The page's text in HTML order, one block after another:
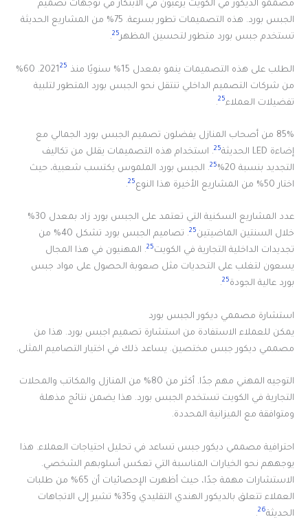
مصممو الديكور في الكويت يرغبون في الابتكار في توجهات تصميم
الجبس بورد. هذه التصميمات تطور بسرعة. 75% من المشاريع الحديثة
تستخدم جبس بورد متطور لتحسين المظهر25
.
الطلب على هذه التصميمات ينمو بمعدل 15% سنويًا منذ 2021 25
. 60%
من شركات التصميم الداخلي تنتقل نحو الجبس بورد المتطور لتلبية
تفضيلات العملاء25
.
85% من أصحاب المنازل يفضلون تصميم الجبس بورد الجمالي مع
إضاءة LED الحديثة
25. استخدام هذه التصميمات يقلل من تكاليف
التجديد بنسبة 20%
25. الجبس بورد الملموس يكتسب شعبية، حيث
اختار 50% من المشاريع الأخيرة هذا النوع
25
.
عدد المشاريع السكنية التي تعتمد على الجبس بورد زاد بمعدل 30%
خلال السنتين الماضيتين25
. تصاميم الجبس بورد تشكل 40% من
تجديدات الداخلية التجارية في الكويت25. المهنيون في هذا المجال
يسعون لتغلب على التحديات مثل صعوبة الحصول على مواد جبس
بورد عالية الجودة25
.
استشارة مصممي ديكور الجبس بورد
يمكن للعملاء الاستفادة من استشارة تصميم اجبس بورد. هذا من
مصممي ديكور جبس مختصين. يساعد ذلك في اختيار التصاميم المثلى.
التوجيه المهني مهم جدًا. أكثر من 80% من المنازل والمكاتب والمحلات
التجارية في الكويت تستخدم الجبس بورد. هذا يضمن نتائج مذهلة
ومتوافقة مع الميزانية المحددة.
احترافية مصممي ديكور جبس تساعد في تحليل احتياجات العملاء. هذا
يوجههم نحو الخيارات المناسبة التي تعكس أسلوبهم الشخصي.
الاستشارات مهمة جدًا، حيث أظهرت الإحصائيات أن 65% من طلبات
العملاء تتعلق بالديكور الهندي التقليدي و35% تشير إلى الاتجاهات
الحديثة26
.